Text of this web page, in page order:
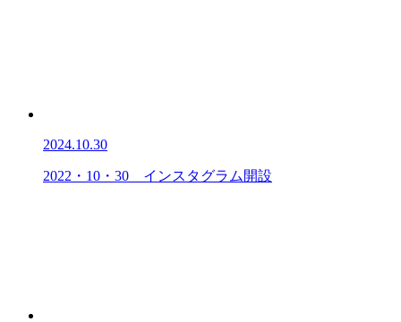
2024.10.30
2022・10・30 インスタグラム開設